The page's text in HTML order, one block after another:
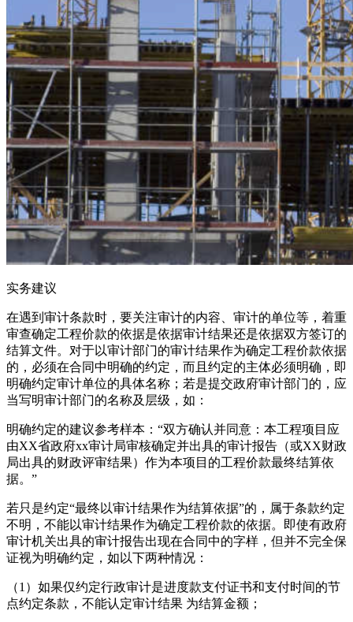
实务建议
在遇到审计条款时，要关注审计的内容、审计的单位等，着重
审查确定工程价款的依据是依据审计结果还是依据双方签订的
结算文件。对于以审计部门的审计结果作为确定工程价款依据
的，必须在合同中明确的约定，而且约定的主体必须明确，即
明确约定审计单位的具体名称；若是提交政府审计部门的，应
当写明审计部门的名称及层级，如：
明确约定的建议参考样本：“双方确认并同意：本工程项目应
由XX省政府xx审计局审核确定并出具的审计报告（或XX财政
局出具的财政评审结果）作为本项目的工程价款最终结算依
据。”
若只是约定“最终以审计结果作为结算依据”的，属于条款约定
不明，不能以审计结果作为确定工程价款的依据。即使有政府
审计机关出具的审计报告出现在合同中的字样，但并不完全保
证视为明确约定，如以下两种情况：
（1）如果仅约定行政审计是进度款支付证书和支付时间的节
点约定条款，不能认定审计结果 为结算金额；